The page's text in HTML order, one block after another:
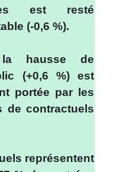
est resté
(-0,6 %).
hausse de
(+0,6 %) est
portée par les
de contractuels
représentent